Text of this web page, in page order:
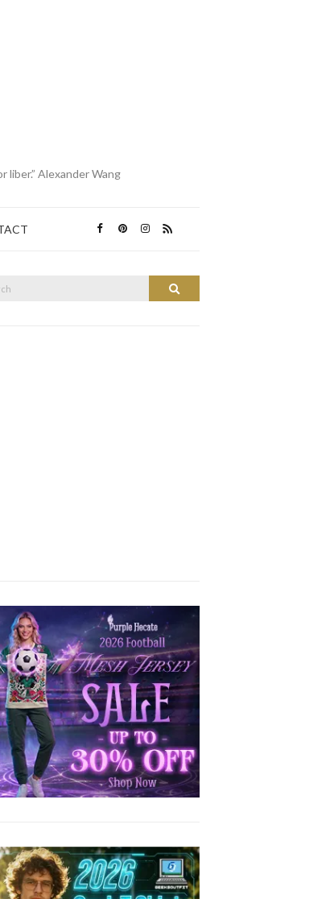
liber.” Alexander Wang
Search